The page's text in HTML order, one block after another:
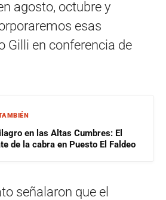
agosto, octubre y
esas
Gilli en conferencia de
en las Altas Cumbres: El
de la cabra en Puesto El Faldeo
señalaron que el